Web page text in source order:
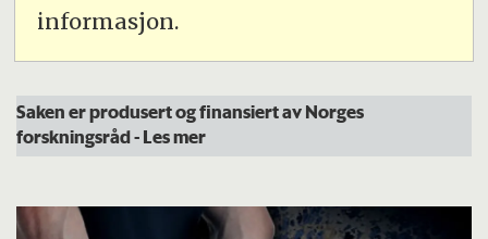
informasjon.
Saken er produsert og finansiert av Norges
forskningsråd- Les mer